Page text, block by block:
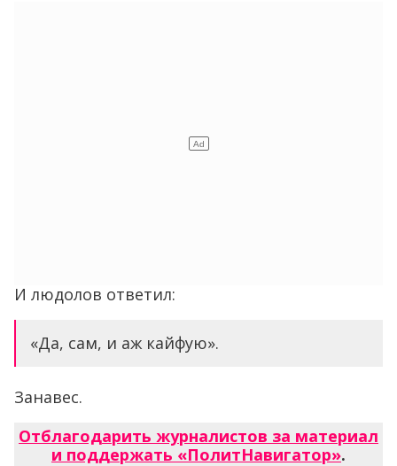
И людолов ответил:
«Да, сам, и аж кайфую».
Занавес.
Отблагодарить журналистов за материал
и поддержать «ПолитНавигатор».